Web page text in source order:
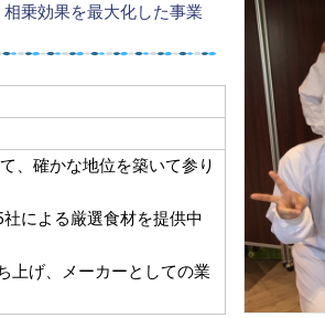
乗効果を最大化した事業
、確かな地位を築いて参り
による厳選食材を提供中
上げ、メーカーとしての業